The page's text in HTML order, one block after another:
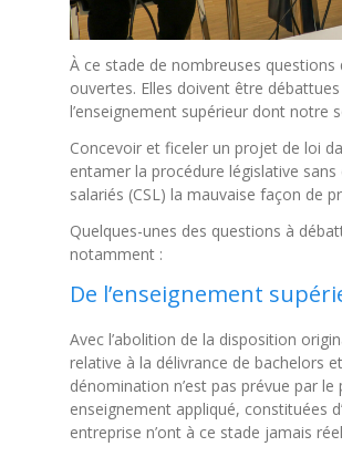
À ce stade de nombreuses
ouvertes. Elles doivent être
l’enseignement supérieur dont notre
Concevoir et ficeler un projet de loi
entamer la procédure législative
salariés (CSL) la mauvaise façon de
Quelques-unes des questions à
notamment :
De l’enseignement
Avec l’abolition de la disposition
relative à la délivrance de bachelors
dénomination n’est pas prévue par
enseignement appliqué, constituées
entreprise n’ont à ce stade jamais